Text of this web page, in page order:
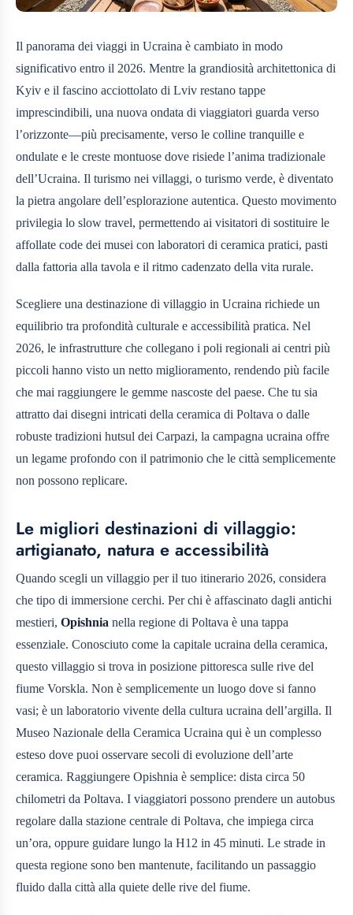
Il panorama dei viaggi in Ucraina è cambiato in modo
significativo entro il 2026. Mentre la grandiosità architettonica di
Kyiv e il fascino acciottolato di Lviv restano tappe
imprescindibili, una nuova ondata di viaggiatori guarda verso
l’orizzonte—più precisamente, verso le colline tranquille e
ondulate e le creste montuose dove risiede l’anima tradizionale
dell’Ucraina. Il turismo nei villaggi, o turismo verde, è diventato
la pietra angolare dell’esplorazione autentica. Questo movimento
privilegia lo slow travel, permettendo ai visitatori di sostituire le
affollate code dei musei con laboratori di ceramica pratici, pasti
dalla fattoria alla tavola e il ritmo cadenzato della vita rurale.
Scegliere una destinazione di villaggio in Ucraina richiede un
equilibrio tra profondità culturale e accessibilità pratica. Nel
2026, le infrastrutture che collegano i poli regionali ai centri più
piccoli hanno visto un netto miglioramento, rendendo più facile
che mai raggiungere le gemme nascoste del paese. Che tu sia
attratto dai disegni intricati della ceramica di Poltava o dalle
robuste tradizioni hutsul dei Carpazi, la campagna ucraina offre
un legame profondo con il patrimonio che le città semplicemente
non possono replicare.
Le migliori destinazioni di villaggio:
artigianato, natura e accessibilità
Quando scegli un villaggio per il tuo itinerario 2026, considera
che tipo di immersione cerchi. Per chi è affascinato dagli antichi
mestieri, Opishnia nella regione di Poltava è una tappa
essenziale. Conosciuto come la capitale ucraina della ceramica,
questo villaggio si trova in posizione pittoresca sulle rive del
fiume Vorskla. Non è semplicemente un luogo dove si fanno
vasi; è un laboratorio vivente della cultura ucraina dell’argilla. Il
Museo Nazionale della Ceramica Ucraina qui è un complesso
esteso dove puoi osservare secoli di evoluzione dell’arte
ceramica. Raggiungere Opishnia è semplice: dista circa 50
chilometri da Poltava. I viaggiatori possono prendere un autobus
regolare dalla stazione centrale di Poltava, che impiega circa
un’ora, oppure guidare lungo la H12 in 45 minuti. Le strade in
questa regione sono ben mantenute, facilitando un passaggio
fluido dalla città alla quiete delle rive del fiume.